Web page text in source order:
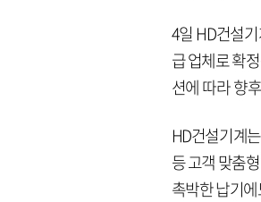
4일 HD건설
급 업체로 확
션에 따라 향
HD건설기계
등 고객 맞춤
촉박한 납기